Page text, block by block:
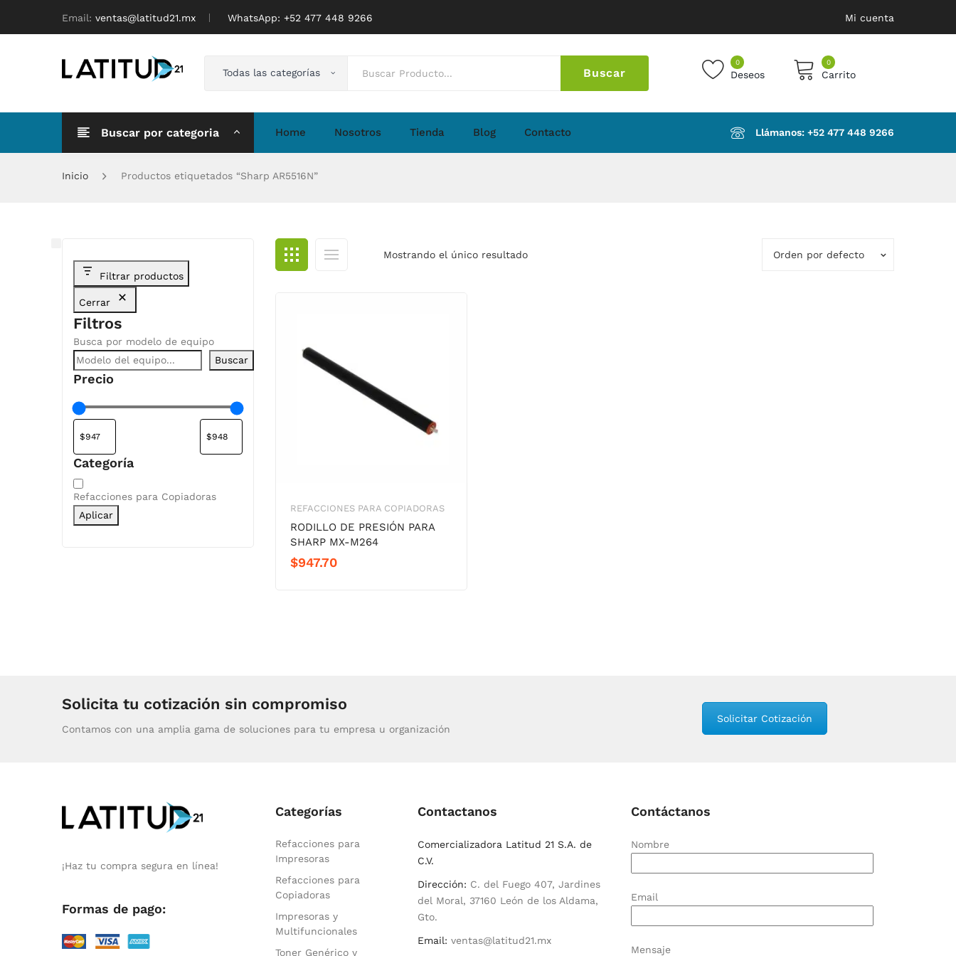
Email: ventas@latitud21.mx WhatsApp: ‪+52 477 448 9266 Mi cuenta
Todas las categorías Buscar
0
Deseos
0
Carrito
No products in the cart.
Buscar por categoria Home Nosotros Tienda Blog Contacto Llámanos: ‪+52 477 448 9266‬
Inicio Productos etiquetados “Sharp AR5516N”
Mostrando el único resultado Orden por defecto
REFACCIONES PARA COPIADORAS
RODILLO DE PRESIÓN PARA
SHARP MX-M264
$947.70
Filtrar productos
Cerrar
Filtros
Busca por modelo de equipo
Buscar
Precio
Categoría
Categoría
Refacciones para Copiadoras
Aplicar
Solicita tu cotización sin compromiso
Contamos con una amplia gama de soluciones para tu empresa u organización
Solicitar Cotización
¡Haz tu compra segura en línea!
Formas de pago:
Categorías
Refacciones para
Impresoras
Refacciones para
Copiadoras
Impresoras y
Multifuncionales
Toner Genérico y
Contactanos
Comercializadora Latitud 21 S.A. de
C.V.
Dirección: C. del Fuego 407, Jardines
del Moral, 37160 León de los Aldama,
Gto.
Email: ventas@latitud21.mx
Contáctanos
Nombre
Email
Mensaje